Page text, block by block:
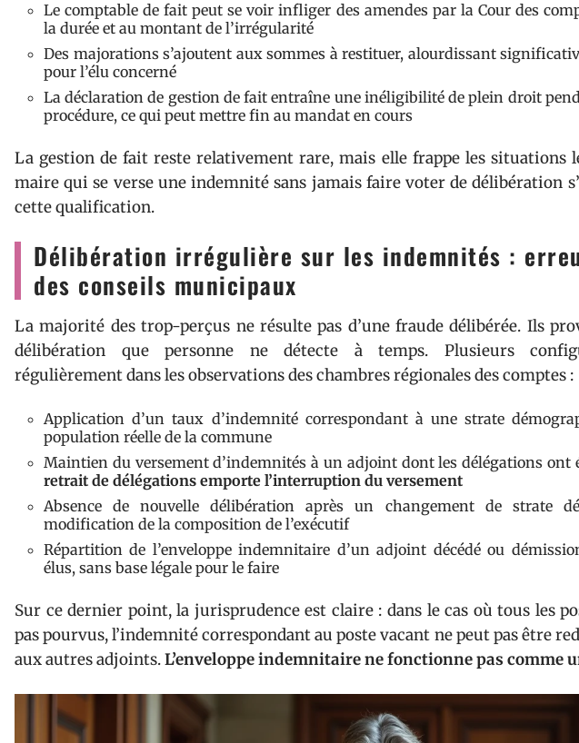
Le comptable de fait peut se voir infliger des amendes par la Cour des
la durée et au montant de l’irrégularité
Des majorations s’ajoutent aux sommes à restituer, alourdissant
pour l’élu concerné
La déclaration de gestion de fait entraîne une inéligibilité de plein droit
procédure, ce qui peut mettre fin au mandat en cours
La gestion de fait reste relativement rare, mais elle frappe les situations
maire qui se verse une indemnité sans jamais faire voter de délibération
cette qualification.
Délibération irrégulière sur les indemnités :
des conseils municipaux
La majorité des trop-perçus ne résulte pas d’une fraude délibérée. Ils
délibération que personne ne détecte à temps. Plusieurs
régulièrement dans les observations des chambres régionales des comptes :
Application d’un taux d’indemnité correspondant à une strate
population réelle de la commune
Maintien du versement d’indemnités à un adjoint dont les délégations ont
retrait de délégations emporte l’interruption du versement
Absence de nouvelle délibération après un changement de strate
modification de la composition de l’exécutif
Répartition de l’enveloppe indemnitaire d’un adjoint décédé ou
élus, sans base légale pour le faire
Sur ce dernier point, la jurisprudence est claire : dans le cas où tous les
pas pourvus, l’indemnité correspondant au poste vacant ne peut pas être
aux autres adjoints.L’enveloppe indemnitaire ne fonctionne pas comme